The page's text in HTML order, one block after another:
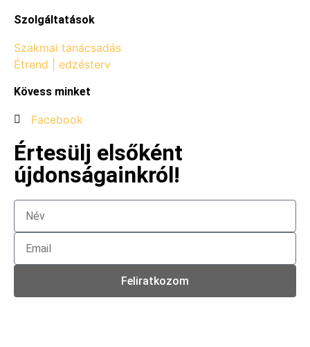
Szolgáltatások
Szakmai tanácsadás
Étrend | edzésterv
Kövess minket
Facebook
Értesülj elsőként
újdonságainkról!
Feliratkozom